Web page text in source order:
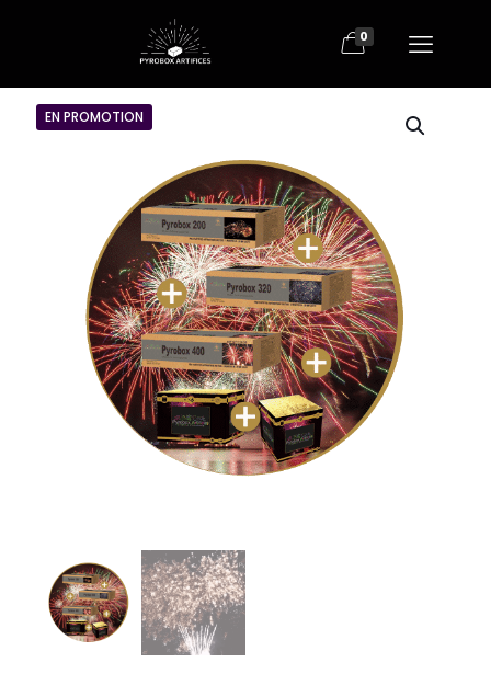
0
EN PROMOTION